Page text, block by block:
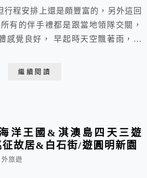
行程安排上還是頗豐富的，另外這回
有的伴手禮都是跟當地領隊交關，
感覺良好， 早起時天空飄著雨，雨
國&淇澳島四天三遊(第一日)】 桃
繼續閱讀
洋王國&淇澳島四天三遊
故居&白石街/遊圓明新園
外旅遊